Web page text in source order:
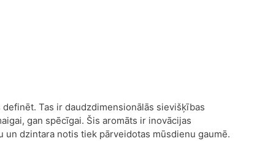
Tas ir daudzdimensionālās sievišķības
gan spēcīgai. Šis aromāts ir inovācijas
dzintara notis tiek pārveidotas mūsdienu gaumē.